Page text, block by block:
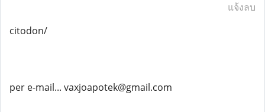
แจ้งลบ
citodon/
per e-mail... vaxjoapotek@gmail.com